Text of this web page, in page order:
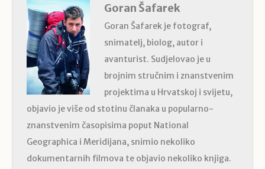
Goran Šafarek
Goran Šafarek je fotograf,
snimatelj, biolog, autor i
avanturist. Sudjelovao je u
brojnim stručnim i znanstvenim
projektima u Hrvatskoj i svijetu,
objavio je više od stotinu članaka u popularno-
znanstvenim časopisima poput National
Geographica i Meridijana, snimio nekoliko
dokumentarnih filmova te objavio nekoliko knjiga.